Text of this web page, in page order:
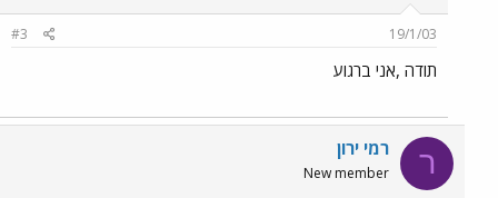
19/1/03
#3
תודה ,אני ברגוע
ר רמי ירון
New member